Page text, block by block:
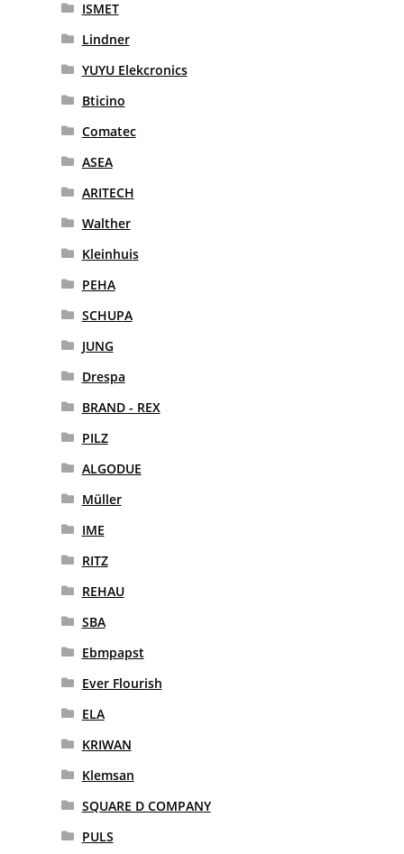
ISMET
Lindner
YUYU Elekcronics
Bticino
Comatec
ASEA
ARITECH
Walther
Kleinhuis
PEHA
SCHUPA
JUNG
Drespa
BRAND - REX
PILZ
ALGODUE
Müller
IME
RITZ
REHAU
SBA
Ebmpapst
Ever Flourish
ELA
KRIWAN
Klemsan
SQUARE D COMPANY
PULS